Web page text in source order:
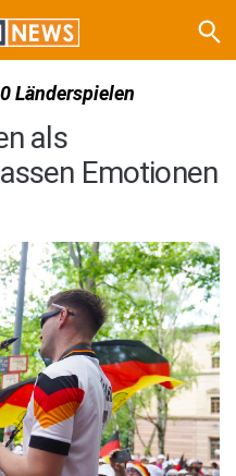
Länderspielen
als
Emotionen